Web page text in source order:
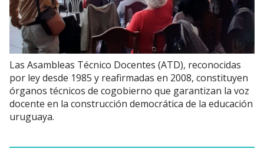
Las Asambleas Técnico Docentes (ATD), reconocidas
por ley desde 1985 y reafirmadas en 2008, constituyen
órganos técnicos de cogobierno que garantizan la voz
docente en la construcción democrática de la educación
uruguaya.